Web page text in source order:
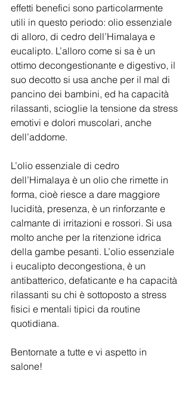
effetti benefici sono particolarmente
utili in questo periodo: olio essenziale
di alloro, di cedro dell’Himalaya e
eucalipto. L’alloro come si sa è un
ottimo decongestionante e digestivo, il
suo decotto si usa anche per il mal di
pancino dei bambini, ed ha capacità
rilassanti, scioglie la tensione da stress
emotivi e dolori muscolari, anche
dell’addome.
L’olio essenziale di cedro
dell’Himalaya è un olio che rimette in
forma, cioè riesce a dare maggiore
lucidità, presenza, è un rinforzante e
calmante di irritazioni e rossori. Si usa
molto anche per la ritenzione idrica
della gambe pesanti. L’olio essenziale
i eucalipto decongestiona, è un
antibatterico, defaticante e ha capacità
rilassanti su chi è sottoposto a stress
fisici e mentali tipici da routine
quotidiana.
Bentornate a tutte e vi aspetto in
salone!